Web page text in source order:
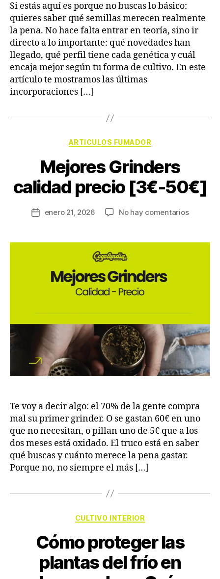
Si estás aquí es porque no buscas lo básico:
quieres saber qué semillas merecen realmente
la pena. No hace falta entrar en teoría, sino ir
directo a lo importante: qué novedades han
llegado, qué perfil tiene cada genética y cuál
encaja mejor según tu forma de cultivo. En este
artículo te mostramos las últimas
incorporaciones […]
ARTICULOS FUMADOR
Mejores Grinders
calidad precio [3€-50€]
enero 21, 2026 No hay comentarios
Te voy a decir algo: el 70% de la gente compra
mal su primer grinder. O se gastan 60€ en uno
que no necesitan, o pillan uno de 5€ que a los
dos meses está oxidado. El truco está en saber
qué buscas y cuánto merece la pena gastar.
Porque no, no siempre el más […]
CULTIVO INTERIOR
Cómo proteger las
plantas del frío en